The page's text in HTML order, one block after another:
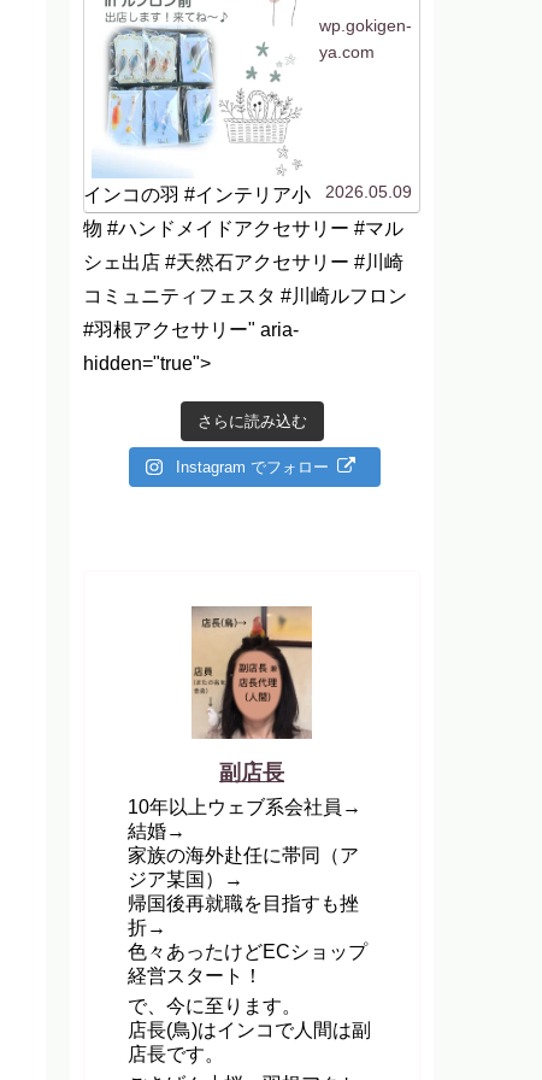
助かりますね〜（私も
^^）。ルフロ...wp.gokigen-
ya.com
2026.05.09
インコの羽 #インテリア小
物 #ハンドメイドアクセサリー #マル
シェ出店 #天然石アクセサリー #川崎
コミュニティフェスタ #川崎ルフロン
#羽根アクセサリー" aria-
hidden="true">
さらに読み込む
Instagram でフォロー
副店長
10年以上ウェブ系会社員→
結婚→
家族の海外赴任に帯同（ア
ジア某国）→
帰国後再就職を目指すも挫
折→
色々あったけどECショップ
経営スタート！
で、今に至ります。
店長(鳥)はインコで人間は副
店長です。